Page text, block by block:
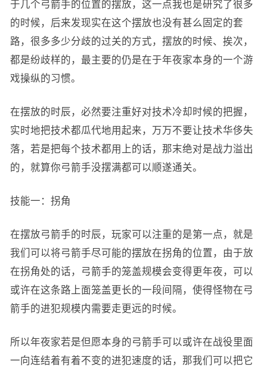
于几个弓箭手的位置的摆放，这一点我也是研究了很多
的时候，后来发现实在这个摆放也没有甚么固定的套
路，很多多少分歧的过关的方式，摆放的时候、挨次，
都是纷歧样的，最主要的仍是在于年夜家本身的一个游
戏操纵的习惯。
在摆放的时辰，必然要注重好对技术冷却时候的把握，
实时地把技术都瓜代地用起来，万万不要让技术华侈失
落，若是把每个技术都用上的话，那末绝对是战力溢出
的，就算你弓箭手没摆满都可以顺遂通关。
技能一：拐角
在摆放弓箭手的时辰，玩家可以注重的是第一点，就是
我们可以将弓箭手尽可能的摆放在拐角的位置，由于放
在拐角处的话，弓箭手的笼盖规模会变得更年夜，可以
或许在这条路上面笼盖更长的一段间隔，使得怪物在弓
箭手的进犯规模内需要走更远的时候。
所以年夜家若是但愿本身的弓箭手可以或许在战役里面
一向连结着有着不变的进犯速度的话，那我们可以把它